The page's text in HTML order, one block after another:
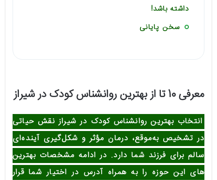
داشته باشد!
سخن پایانی
معرفی 10 تا از بهترین روانشناس کودک در شیراز
انتخاب بهترین روانشناس کودک در شیراز نقش حیاتی
در تشخیص به‌موقع، درمان مؤثر و شکل‌گیری آینده‌ای
سالم برای فرزند شما دارد. در ادامه مشخصات بهترین
های این حوزه را به همراه آدرس در اختیار شما قرار